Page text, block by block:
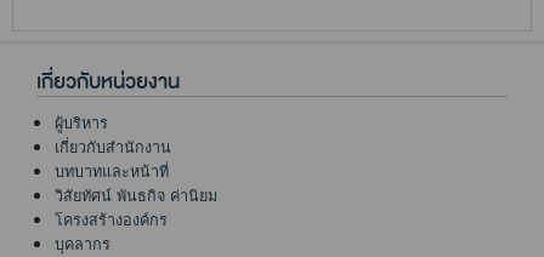
เกี่ยวกับหน่วยงาน
ผู้บริหาร
เกี่ยวกับสำนักงาน
บทบาทและหน้าที่
วิสัยทัศน์ พันธกิจ ค่านิยม
โครงสร้างองค์กร
บุคลากร